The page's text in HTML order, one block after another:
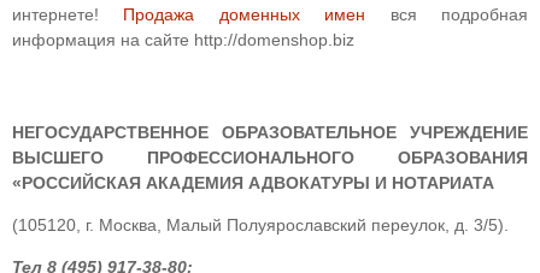
интернете! Продажа доменных имен вся подробная
информация на сайте http://domenshop.biz
НЕГОСУДАРСТВЕННОЕ ОБРАЗОВАТЕЛЬНОЕ УЧРЕЖДЕНИЕ
ВЫСШЕГО ПРОФЕССИОНАЛЬНОГО ОБРАЗОВАНИЯ
«РОССИЙСКАЯ АКАДЕМИЯ АДВОКАТУРЫ И НОТАРИАТА
(105120, г. Москва, Малый Полуярославский переулок, д. 3/5).
Тел 8 (495) 917-38-80;